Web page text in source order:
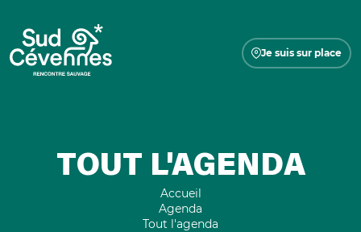
Je suis sur place
TOUT L'AGENDA
Accueil
Agenda
Tout l'agenda